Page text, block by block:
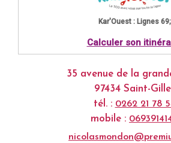
Kar'Ouest : Lignes 69;
Calculer son
35 avenue de la
97434 Saint-
tél. : 0262 21 78
mobile :